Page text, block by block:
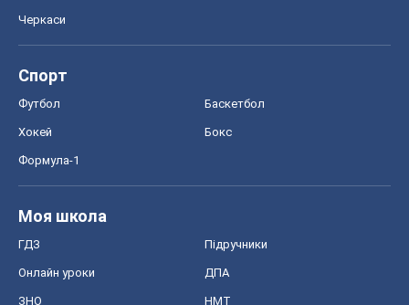
Черкаси
Спорт
Футбол Баскетбол
Хокей Бокс
Формула-1
Моя школа
ГДЗ Підручники
Онлайн уроки ДПА
ЗНО НМТ